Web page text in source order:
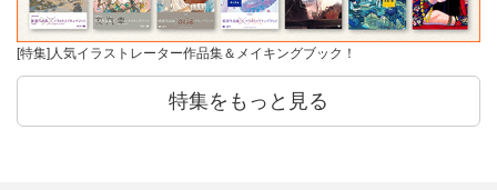
[特集]人気イラストレーター作品集＆メイキングブック！
特集をもっと見る